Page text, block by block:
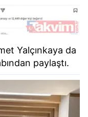
Yalçınkaya da
paylaştı.